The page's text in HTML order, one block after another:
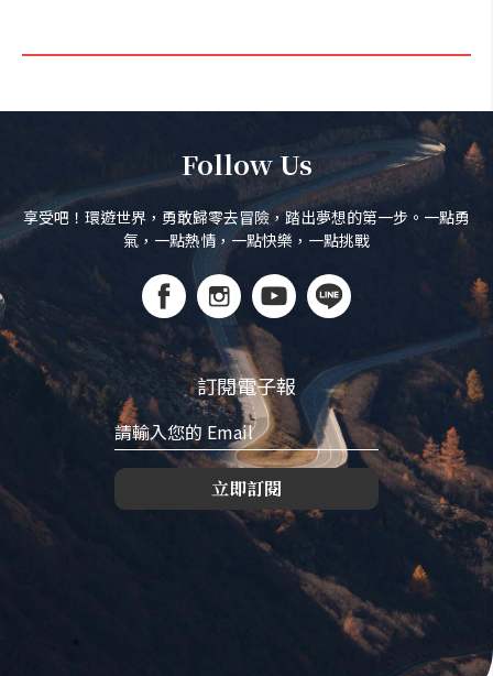
Follow Us
享受吧！環遊世界，勇敢歸零去冒險，踏出夢想的第一步。一點勇
氣，一點熱情，一點快樂，一點挑戰
訂閱電子報
立即訂閱